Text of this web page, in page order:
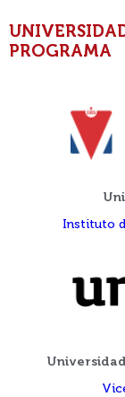
PROGRAMA
Instituto